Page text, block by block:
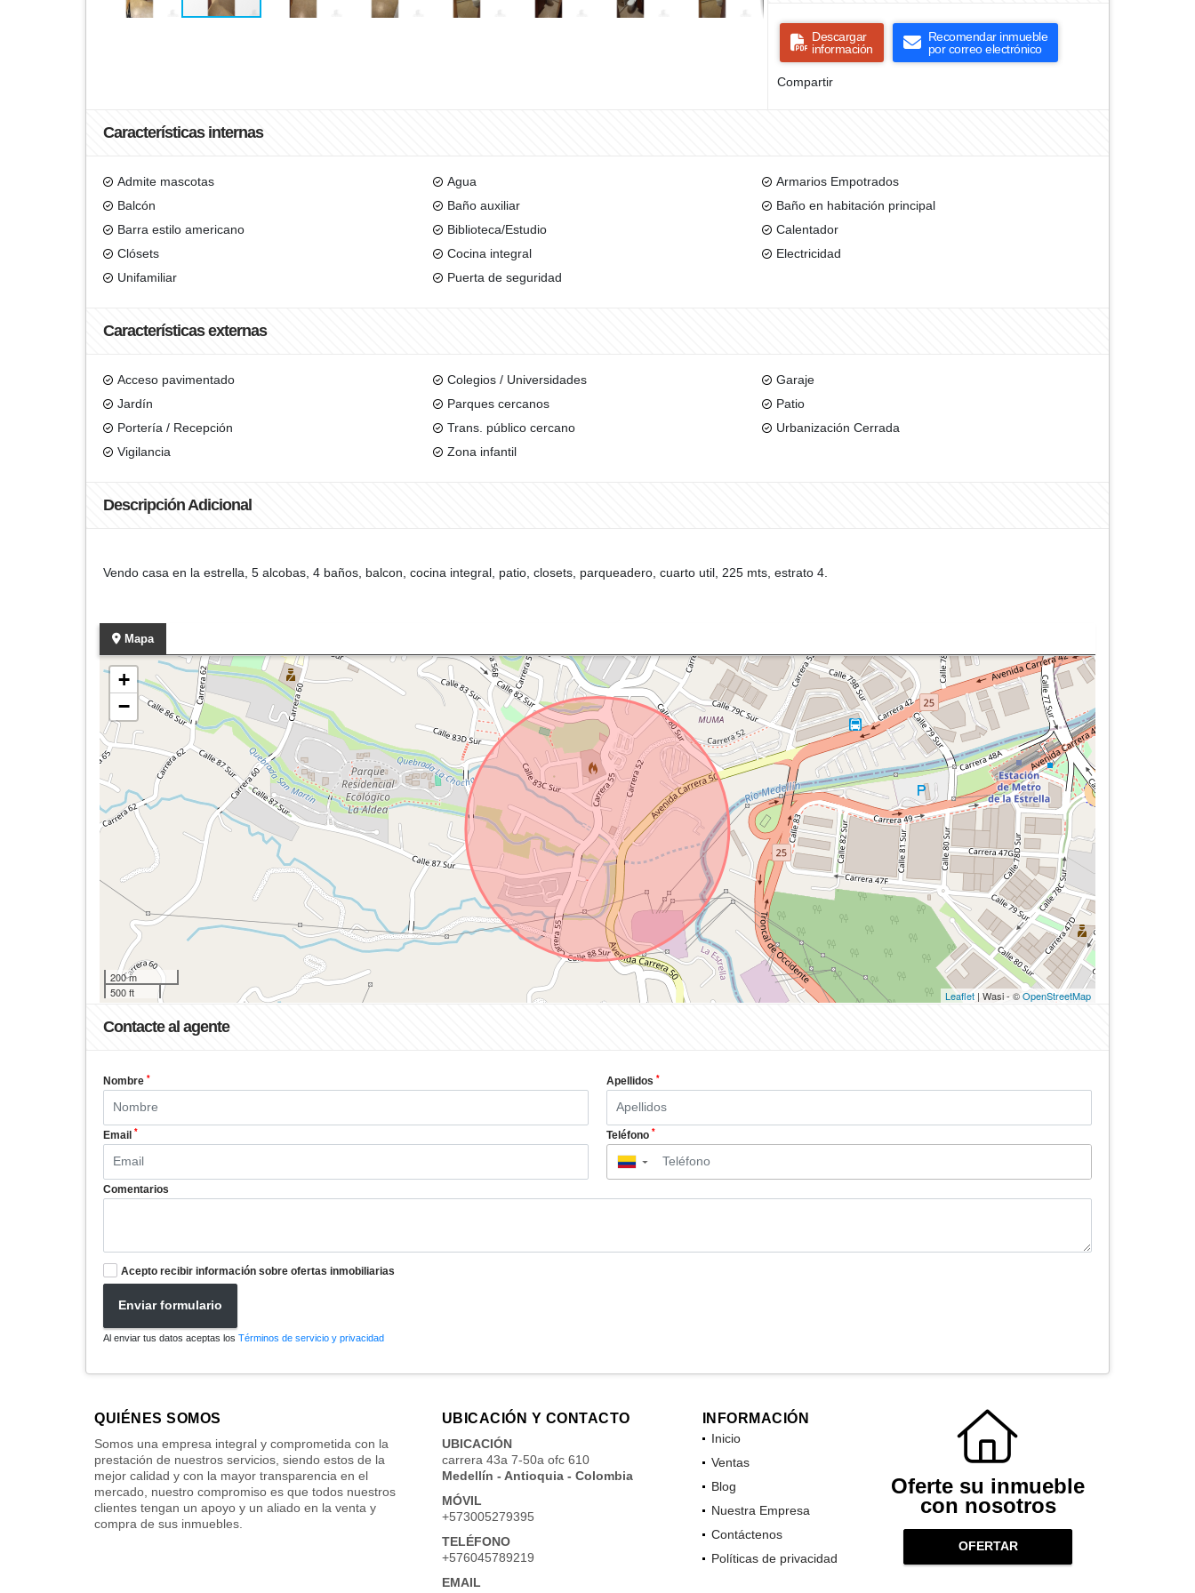
Descargar
información
Recomendar inmueble
por correo electrónico
Compartir
Características internas
Admite mascotas Agua
Armarios Empotrados
Balcón
Baño auxiliar
Baño en habitación principal
Barra estilo americano
Biblioteca/Estudio
Calentador
Clósets
Cocina integral
Electricidad
Unifamiliar
Puerta de seguridad
Características externas
Acceso pavimentado Colegios / Universidades
Garaje
Jardín
Parques cercanos
Patio
Portería / Recepción
Trans. público cercano
Urbanización Cerrada
Vigilancia
Zona infantil
Descripción Adicional
Vendo casa en la estrella, 5 alcobas, 4 baños, balcon, cocina integral, patio, closets, parqueadero, cuarto util, 225 mts, estrato 4.
Mapa
+
−
200 m
500 ft
Leaflet | Wasi - ©OpenStreetMap
Contacte al agente
Nombre * Apellidos *
Email * Teléfono *
▼
Comentarios
Acepto recibir información sobre ofertas inmobiliarias
Enviar formulario
Al enviar tus datos aceptas los Términos de servicio y privacidad
QUIÉNES SOMOS
Somos una empresa integral y comprometida con la
prestación de nuestros servicios, siendo estos de la
mejor calidad y con la mayor transparencia en el
mercado, nuestro compromiso es que todos nuestros
clientes tengan un apoyo y un aliado en la venta y
compra de sus inmuebles.
UBICACIÓN Y CONTACTO
UBICACIÓN
carrera 43a 7-50a ofc 610
Medellín - Antioquia - Colombia
MÓVIL
+573005279395
TELÉFONO
+576045789219
EMAIL
INFORMACIÓN
Inicio
Ventas
Blog
Nuestra Empresa
Contáctenos
Políticas de privacidad
Oferte su inmueble
con nosotros
OFERTAR